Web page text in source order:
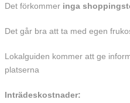
Det förkommer inga
Det går bra att ta med egen
Lokalguiden kommer att ge
platserna
Inträdeskostnader: